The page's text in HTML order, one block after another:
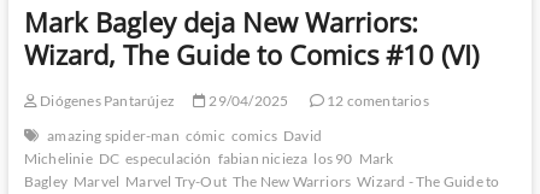
Mark Bagley deja New Warriors:
Wizard, The Guide to Comics #10 (VI)
Diógenes Pantarújez 29/04/2025
12 comentarios
amazing spider-man cómic comics David
Michelinie DC especulación fabian nicieza los 90 Mark
Bagley Marvel Marvel Try-Out The New Warriors Wizard - The Guide to